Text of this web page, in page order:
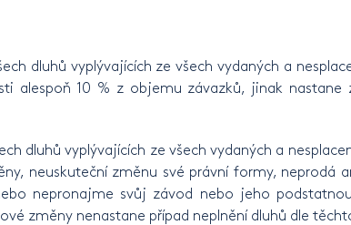
dluhů vyplývajících ze všech vydaných a
alespoň 10 % z objemu závazků, jinak
dluhů vyplývajících ze všech vydaných a
neuskuteční změnu své právní formy, neprodá
nepronajme svůj závod nebo jeho
změny nenastane případ neplnění dluhů dle